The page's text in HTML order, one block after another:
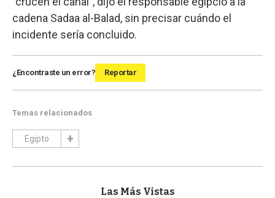
cadena Sadaa al-Balad, sin precisar cuándo el
incidente sería concluido.
¿Encontraste un error? Reportar
Temas relacionados
Egipto
Las Más Vistas